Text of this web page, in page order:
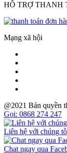
HỖ TRỢ THANH
Mạng xã hội
@2021 Bản quyền
Gọi: 0868 274 247
Liên hệ với chúng
Chat ngay qua